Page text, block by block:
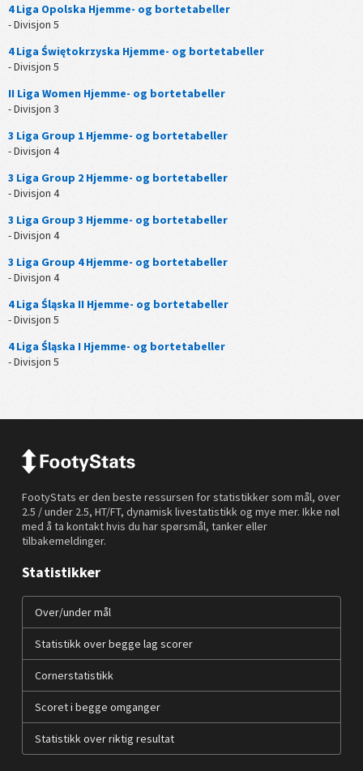
4 Liga Opolska Hjemme- og bortetabeller
- Divisjon 5
4 Liga Świętokrzyska Hjemme- og bortetabeller
- Divisjon 5
II Liga Women Hjemme- og bortetabeller
- Divisjon 3
3 Liga Group 1 Hjemme- og bortetabeller
- Divisjon 4
3 Liga Group 2 Hjemme- og bortetabeller
- Divisjon 4
3 Liga Group 3 Hjemme- og bortetabeller
- Divisjon 4
3 Liga Group 4 Hjemme- og bortetabeller
- Divisjon 4
4 Liga Śląska II Hjemme- og bortetabeller
- Divisjon 5
4 Liga Śląska I Hjemme- og bortetabeller
- Divisjon 5
FootyStats er den beste ressursen for statistikker som mål, over
2.5 / under 2.5, HT/FT, dynamisk livestatistikk og mye mer. Ikke nøl
med å ta kontakt hvis du har spørsmål, tanker eller
tilbakemeldinger.
Statistikker
Over/under mål
Statistikk over begge lag scorer
Cornerstatistikk
Scoret i begge omganger
Statistikk over riktig resultat